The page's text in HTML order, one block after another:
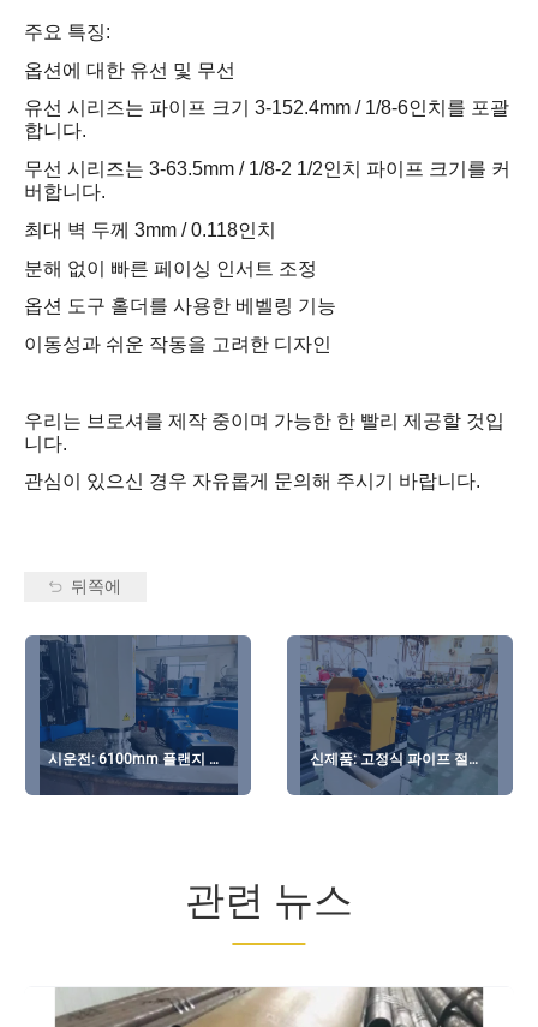
주요 특징:
옵션에 대한 유선 및 무선
유선 시리즈는 파이프 크기 3-152.4mm / 1/8-6인치를 포괄
합니다.
무선 시리즈는 3-63.5mm / 1/8-2 1/2인치 파이프 크기를 커
버합니다.
최대 벽 두께 3mm / 0.118인치
분해 없이 빠른 페이싱 인서트 조정
옵션 도구 홀더를 사용한 베벨링 기능
이동성과 쉬운 작동을 고려한 디자인
우리는 브로셔를 제작 중이며 가능한 한 빨리 제공할 것입
니다.
관심이 있으신 경우 자유롭게 문의해 주시기 바랍니다.
뒤쪽에
시운전: 6100mm 플랜지 밀
신제품: 고정식 파이프 절단
및 베벨링 기계
관련 뉴스